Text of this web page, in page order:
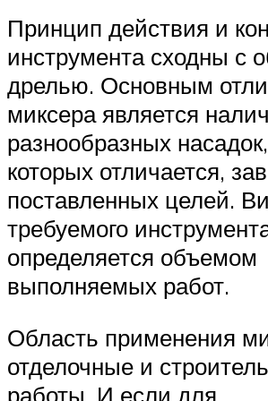
Принцип действия и
инструмента сходны с
дрелью. Основным
миксера является
разнообразных
которых отличается,
поставленных целей.
требуемого
определяется объемом
выполняемых работ.
Область применения
отделочные и
работы. И если для